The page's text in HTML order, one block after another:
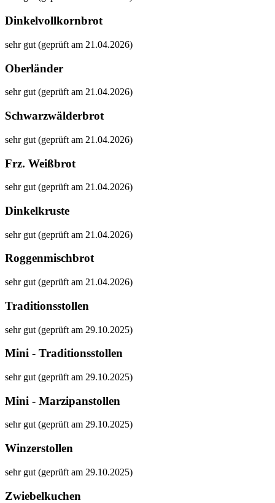
Dinkelvollkornbrot
sehr gut (geprüft am 21.04.2026)
Oberländer
sehr gut (geprüft am 21.04.2026)
Schwarzwälderbrot
sehr gut (geprüft am 21.04.2026)
Frz. Weißbrot
sehr gut (geprüft am 21.04.2026)
Dinkelkruste
sehr gut (geprüft am 21.04.2026)
Roggenmischbrot
sehr gut (geprüft am 21.04.2026)
Traditionsstollen
sehr gut (geprüft am 29.10.2025)
Mini - Traditionsstollen
sehr gut (geprüft am 29.10.2025)
Mini - Marzipanstollen
sehr gut (geprüft am 29.10.2025)
Winzerstollen
sehr gut (geprüft am 29.10.2025)
Zwiebelkuchen